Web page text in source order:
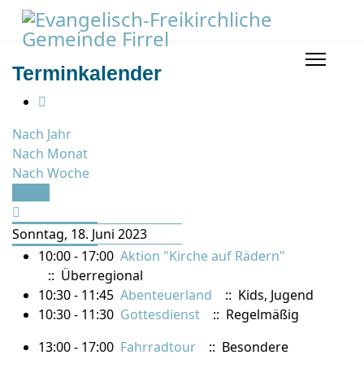
Terminkalender
Nach Jahr
Nach Monat
Nach Woche
Sonntag, 18. Juni 2023
10:00 - 17:00 Aktion "Kirche auf Rädern"
:: Überregional
10:30 - 11:45 Abenteuerland
:: Kids, Jugend
10:30 - 11:30 Gottesdienst
:: Regelmäßig
13:00 - 17:00 Fahrradtour :: Besondere